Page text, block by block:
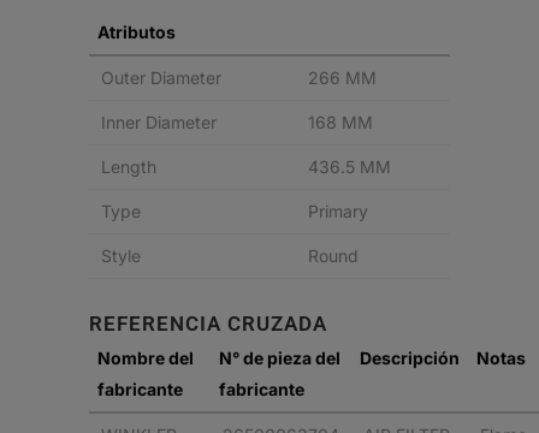
Atributos
Outer Diameter 266 MM
Inner Diameter 168 MM
Length 436.5 MM
Type Primary
Style Round
REFERENCIA CRUZADA
Nombre del
fabricante
N° de pieza del
fabricante
Descripción Notas